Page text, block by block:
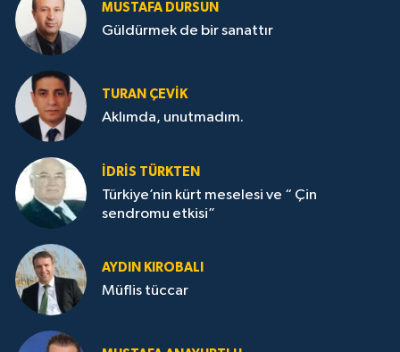
MUSTAFA DURSUN
Güldürmek de bir sanattır
TURAN ÇEVİK
Aklımda, unutmadım.
İDRİS TÜRKTEN
Türkiye’nin kürt meselesi ve “ Çin
sendromu etkisi”
AYDIN KIROBALI
Müflis tüccar